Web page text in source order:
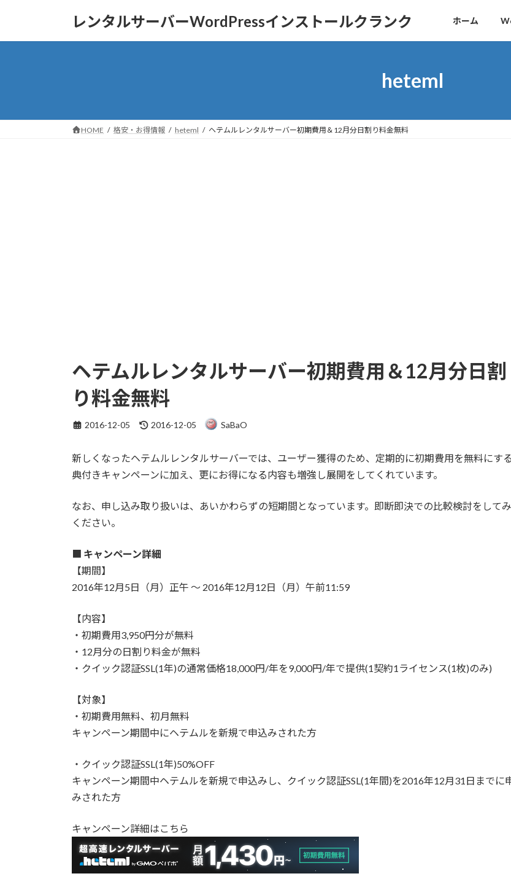
レンタルサーバーWordPressインストールクランク ホーム
heteml
HOME 格安・お得情報 heteml ヘテムルレンタルサーバー初期費用＆12月分日割り料金無料
ヘテムルレンタルサーバー初期費用＆12月分日割
り料金無料
2016-12-05
最
新
日
2016-12-05 SaBaO
新しくなったヘテムルレンタルサーバーでは、ユーザー獲得のため、定期的に初期費用を無料にす
典付きキャンペーンに加え、更にお得になる内容も増強し展開をしてくれています。
なお、申し込み取り扱いは、あいかわらずの短期間となっています。即断即決での比較検討をして
ください。
キャンペーン詳細
【期間】
2016年12月5日（月）正午 ～ 2016年12月12日（月）午前11:59
【内容】
・初期費用3,950円分が無料
・12月分の日割り料金が無料
・クイック認証SSL(1年)の通常価格18,000円/年を9,000円/年で提供(1契約1ライセンス(1枚)のみ)
【対象】
・初期費用無料、初月無料
キャンペーン期間中にヘテムルを新規で申込みされた方
・クイック認証SSL(1年)50%OFF
キャンペーン期間中ヘテムルを新規で申込みし、クイック認証SSL(1年間)を2016年12月31日までに
みされた方
キャンペーン詳細はこちら